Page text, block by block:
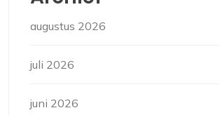
augustus 2026
juli 2026
juni 2026